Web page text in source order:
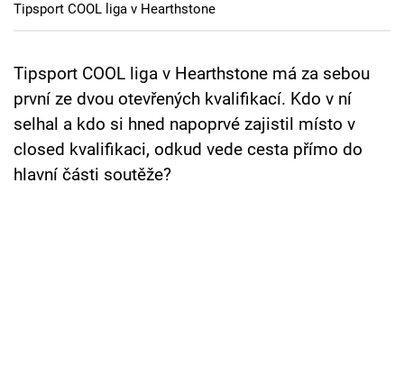
TV Program
Sledujte prima+
Přihlášení
Tipsport COOL liga v Hearthstone
Tipsport COOL liga v Hearthstone má za sebou
první ze dvou otevřených kvalifikací. Kdo v ní
selhal a kdo si hned napoprvé zajistil místo v
closed kvalifikaci, odkud vede cesta přímo do
hlavní části soutěže?